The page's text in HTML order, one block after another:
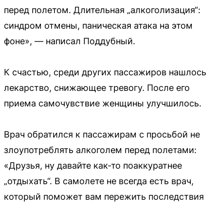
перед полетом. Длительная „алкоголизация“:
синдром отмены, паническая атака на этом
фоне», — написал Поддубный.
К счастью, среди других пассажиров нашлось
лекарство, снижающее тревогу. После его
приема самочувствие женщины улучшилось.
Врач обратился к пассажирам с просьбой не
злоупотреблять алкоголем перед полетами:
«Друзья, ну давайте как-то поаккуратнее
„отдыхать“. В самолете не всегда есть врач,
который поможет вам пережить последствия